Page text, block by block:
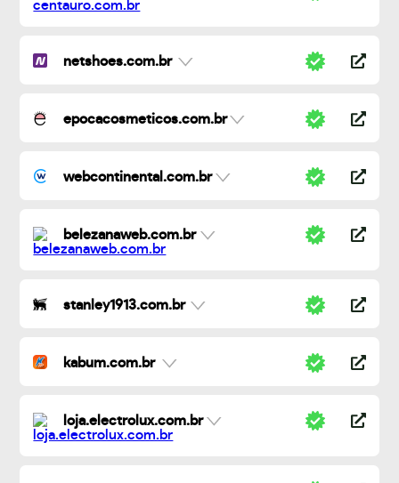
netshoes.com.br
epocacosmeticos.com.br
webcontinental.com.br
belezanaweb.com.br
stanley1913.com.br
kabum.com.br
loja.electrolux.com.br